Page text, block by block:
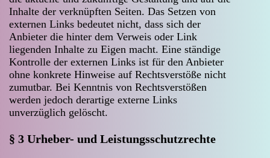
Inhalte der verknüpften Seiten. Das Setzen von
externen Links bedeutet nicht, dass sich der
Anbieter die hinter dem Verweis oder Link
liegenden Inhalte zu Eigen macht. Eine ständige
Kontrolle der externen Links ist für den Anbieter
ohne konkrete Hinweise auf Rechtsverstöße nicht
zumutbar. Bei Kenntnis von Rechtsverstößen
werden jedoch derartige externe Links
unverzüglich gelöscht.
§ 3 Urheber- und Leistungsschutzrechte